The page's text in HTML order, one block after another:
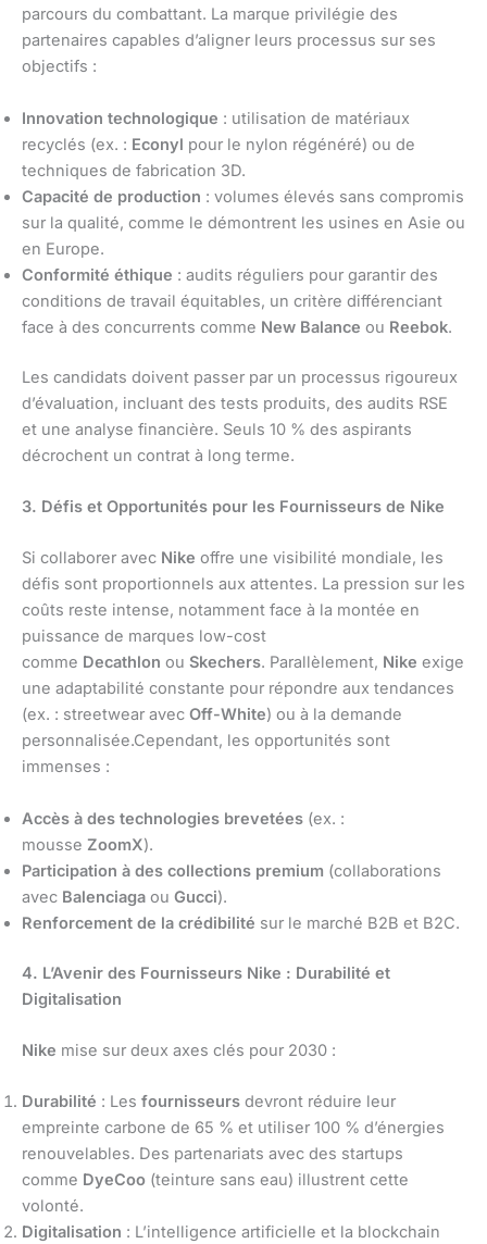
parcours du combattant. La marque privilégie des
partenaires capables d’aligner leurs processus sur ses
objectifs :
Innovation technologique : utilisation de matériaux
recyclés (ex. : Econyl pour le nylon régénéré) ou de
techniques de fabrication 3D.
Capacité de production : volumes élevés sans compromis
sur la qualité, comme le démontrent les usines en Asie ou
en Europe.
Conformité éthique : audits réguliers pour garantir des
conditions de travail équitables, un critère différenciant
face à des concurrents comme New Balance ou Reebok.
Les candidats doivent passer par un processus rigoureux
d’évaluation, incluant des tests produits, des audits RSE
et une analyse financière. Seuls 10 % des aspirants
décrochent un contrat à long terme.
3. Défis et Opportunités pour les Fournisseurs de Nike
Si collaborer avec Nike offre une visibilité mondiale, les
défis sont proportionnels aux attentes. La pression sur les
coûts reste intense, notamment face à la montée en
puissance de marques low-cost
comme Decathlon ou Skechers. Parallèlement, Nike exige
une adaptabilité constante pour répondre aux tendances
(ex. : streetwear avec Off-White) ou à la demande
personnalisée.Cependant, les opportunités sont
immenses :
Accès à des technologies brevetées (ex. :
mousse ZoomX).
Participation à des collections premium (collaborations
avec Balenciaga ou Gucci).
Renforcement de la crédibilité sur le marché B2B et B2C.
4. L’Avenir des Fournisseurs Nike : Durabilité et
Digitalisation
Nike mise sur deux axes clés pour 2030 :
Durabilité : Les fournisseurs devront réduire leur
empreinte carbone de 65 % et utiliser 100 % d’énergies
renouvelables. Des partenariats avec des startups
comme DyeCoo (teinture sans eau) illustrent cette
volonté.
Digitalisation : L’intelligence artificielle et la blockchain